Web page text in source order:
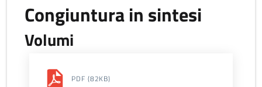
Congiuntura in sintesi
Volumi
PDF (82KB)